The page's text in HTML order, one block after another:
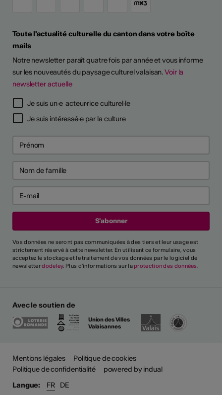
Toute l'actualité culturelle du canton dans votre boîte
mails
Notre newsletter paraît quatre fois par année et vous informe
sur les nouveautés du paysage culturel valaisan.Voir la
newsletter actuelle
Je suis un·e acteur·rice culturel·le
Je suis intéressé·e par la culture
Vos données ne seront pas communiquées à des tiers et leur usage est
strictement réservé à cette newsletter. En utilisant ce formulaire, vous
acceptez le stockage et le traitement de vos données par le logiciel de
newsletterdodeley. Plus d'informations sur la protection des données.
Avec le soutien de
Union des Villes
Valaisannes
Mentions légales
Politique de cookies
Politique de confidentialité
powered by indual
Langue:
FR DE